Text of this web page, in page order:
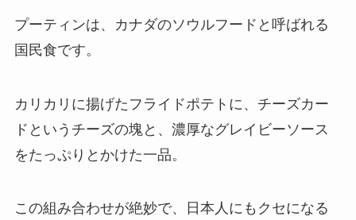
プーティンは、カナダのソウルフードと呼ばれる
国民食です。
カリカリに揚げたフライドポテトに、チーズカー
ドというチーズの塊と、濃厚なグレイビーソース
をたっぷりとかけた一品。
この組み合わせが絶妙で、日本人にもクセになる